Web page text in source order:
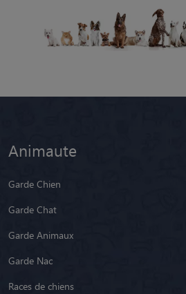
Animaute
Garde Chien
Garde Chat
Garde Animaux
Garde Nac
Races de chiens